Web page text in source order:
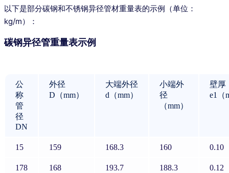
以下是部分碳钢和不锈钢异径管材重量表的示例（单位：
kg/m）：
碳钢异径管重量表示例
公
称
管
径
DN
外径
D（mm）
大端外径
d（mm）
小端外
径
（mm）
壁厚
e1（
15 159 168.3 160 0.10
178 168 193.7 188.3 0.12